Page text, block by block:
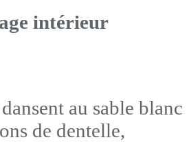
intérieur
au sable blanc
de dentelle,